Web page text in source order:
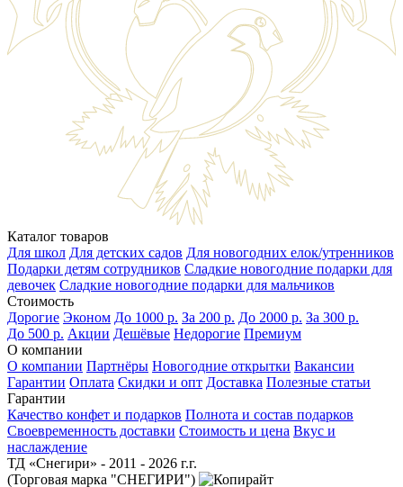
Каталог товаров
Для школ Для детских садов Для новогодних елок/утренников
Подарки детям сотрудников Сладкие новогодние подарки для
девочек Сладкие новогодние подарки для мальчиков
Стоимость
Дорогие Эконом До 1000 р. За 200 р. До 2000 р. За 300 р.
До 500 р. Акции Дешёвые Недорогие Премиум
О компании
О компании Партнёры Новогодние открытки Вакансии
Гарантии Оплата Скидки и опт Доставка Полезные статьи
Гарантии
Качество конфет и подарков Полнота и состав подарков
Своевременность доставки Стоимость и цена Вкус и
наслаждение
ТД «Снегири» - 2011 - 2026 г.г.
(Торговая марка "СНЕГИРИ")